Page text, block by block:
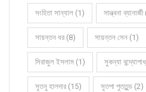
সংহিতা সান্যাল (1) সান্ত্বনা
সায়ন্তন ধর (8) সায়ন্তন সেন (1)
সিরাজুল ইসলাম (1) সুকন্যা
সুতনু হালদার (15) সুতপা পুততুন্ড (2)